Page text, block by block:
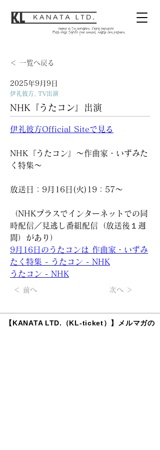
＜ 一覧へ戻る
2025年9月9日
伊礼彼方, TV出演
NHK『うたコン』出演
伊礼彼方Official Siteで見る
NHK『うたコン』〜作曲家・いずみた
く特集〜
放送日：9月16日(火)19：57〜
（NHKプラスでインターネットでの同
時配信／見逃し番組配信（放送後１週
間）があり）
9月16日のうたコンは 作曲家・いずみ
たく特集 - うたコン - NHK
うたコン - NHK
＜ 前へ 次へ ＞
【KANATA LTD.（KL-ticket）】メルマガの